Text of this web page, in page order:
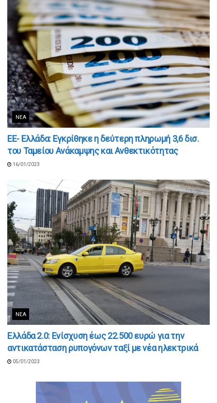
ΝΈΑ
ΕΕ- Ελλάδα: Εγκρίθηκε η δεύτερη πληρωμή 3,6 δισ.
του Ταμείου Ανάκαμψης και Ανθεκτικότητας
16/01/2023
ΝΈΑ
Ελλάδα 2.0: Ενίσχυση έως 22.500 ευρώ για την
αντικατάσταση ρυπογόνων ταξί με νέα ηλεκτρικά
05/01/2023